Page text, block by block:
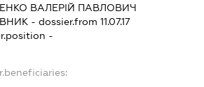
ВАЛЕРІЙ ПАВЛОВИЧ
- dossier.from 11.07.17
-